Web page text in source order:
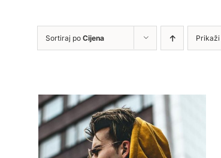
Sortiraj po Cijena Prikaži